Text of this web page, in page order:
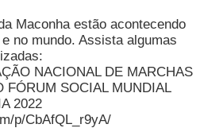
Maconha estão acontecendo
no mundo. Assista algumas
NACIONAL DE MARCHAS
FÓRUM SOCIAL MUNDIAL
2022
p/CbAfQL_r9yA/